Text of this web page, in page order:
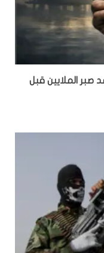
صبر الملايين قبل